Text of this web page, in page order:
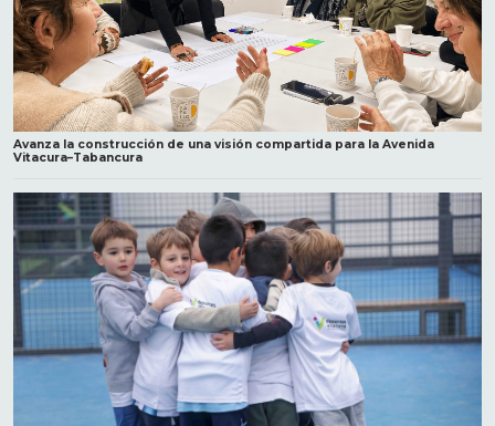
Avanza la construcción de una visión compartida para la Avenida
Vitacura–Tabancura